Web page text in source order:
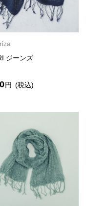
し
で
す。
ジーンズ
円 (税込)